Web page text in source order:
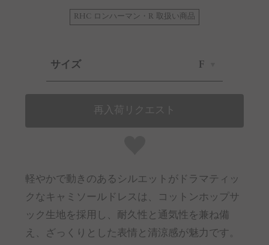
RHC ロンハーマン・R 取扱い商品
サイズ F
再入荷リクエスト
軽やかで動きのあるシルエットがドラマティッ
クなキャミソールドレスは、コットンホップサ
ック生地を採用し、耐久性と通気性を兼ね備
え、ざっくりとした表情と清涼感が魅力です。